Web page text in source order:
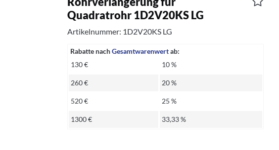
Quadratrohr 1D2V20KS LG
Artikelnummer: 1D2V20KS LG
Rabatte nachGesamtwarenwertab:
130 €
10 %
260 € 20 %
520 € 25 %
1300 € 33,33 %